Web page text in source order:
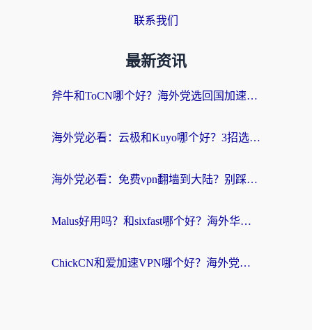
联系我们
最新资讯
斧牛和ToCN哪个好？海外党选回国加速器的避坑指南（附免费工具推荐）
海外党必看：云极和Kuyo哪个好？3招选对回国加速器，无缝刷国内资源
海外党必看：免费vpn翻墙到大陆？别踩坑！教你选对回国加速器无缝追剧玩游戏
Malus好用吗？和sixfast哪个好？海外华人亲测3款热门回国加速器，附排名指南
ChickCN和爱加速VPN哪个好？海外党亲测3款回国加速器，这一款才是无缝访问国内资源的最优解